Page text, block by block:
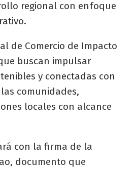
regional con enfoque
de Comercio de Impacto
buscan impulsar
y conectadas con
comunidades,
locales con alcance
con la firma de la
documento que